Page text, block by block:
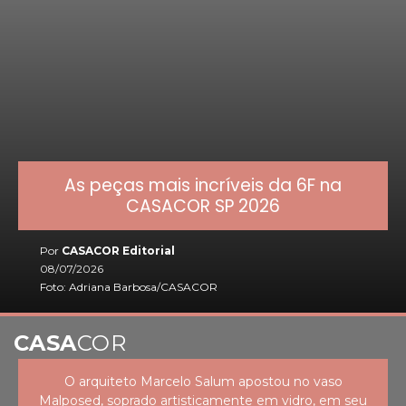
As peças mais incríveis da 6F na
CASACOR SP 2026
Por CASACOR Editorial
08/07/2026
Foto: Adriana Barbosa/CASACOR
O arquiteto Marcelo Salum apostou no vaso
Malposed, soprado artisticamente em vidro, em seu
CASACOR